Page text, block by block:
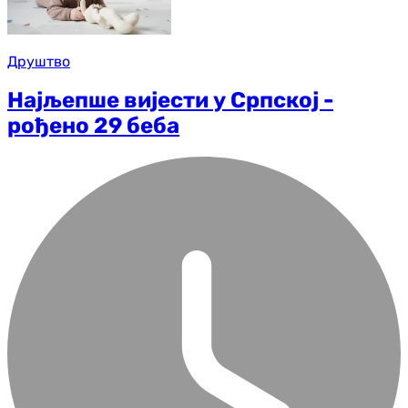
Друштво
Најљепше вијести у Српској -
рођено 29 беба